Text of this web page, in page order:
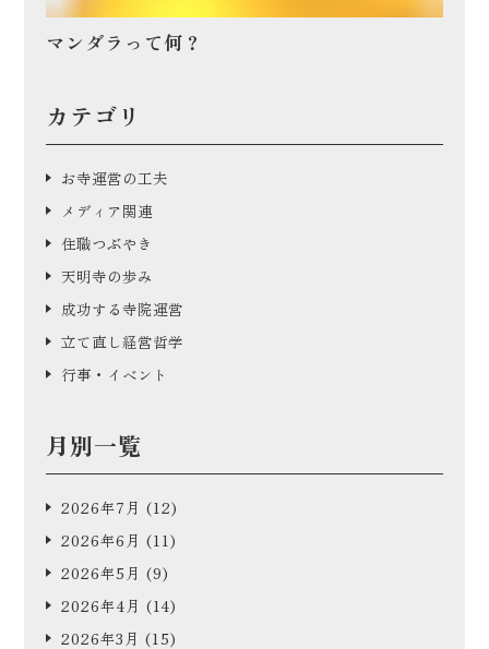
マンダラって何？
カテゴリ
お寺運営の工夫
メディア関連
住職つぶやき
天明寺の歩み
成功する寺院運営
立て直し経営哲学
行事・イベント
月別一覧
2026年7月 (12)
2026年6月 (11)
2026年5月 (9)
2026年4月 (14)
2026年3月 (15)